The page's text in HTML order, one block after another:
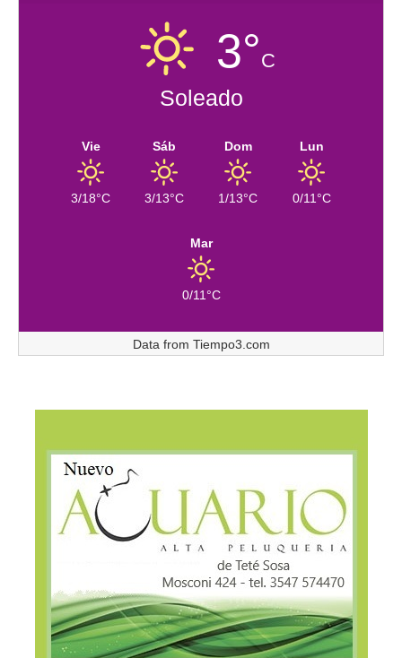
3°C
Soleado
Vie
3/18°C
Sáb
3/13°C
Dom
1/13°C
Lun
0/11°C
Mar
0/11°C
Data from Tiempo3.com